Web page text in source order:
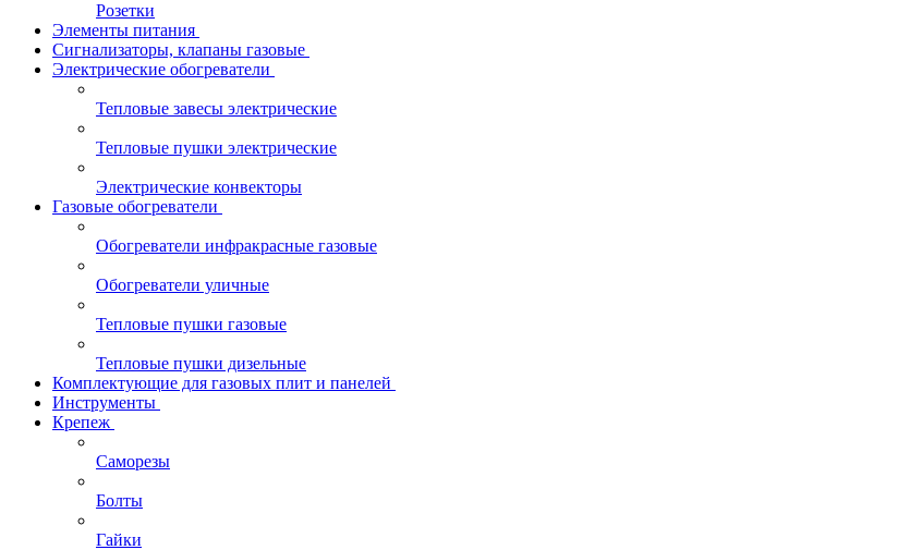
Розетки
Элементы питания
Сигнализаторы, клапаны газовые
Электрические обогреватели
Тепловые завесы электрические
Тепловые пушки электрические
Электрические конвекторы
Газовые обогреватели
Обогреватели инфракрасные газовые
Обогреватели уличные
Тепловые пушки газовые
Тепловые пушки дизельные
Комплектующие для газовых плит и панелей
Инструменты
Крепеж
Саморезы
Болты
Гайки